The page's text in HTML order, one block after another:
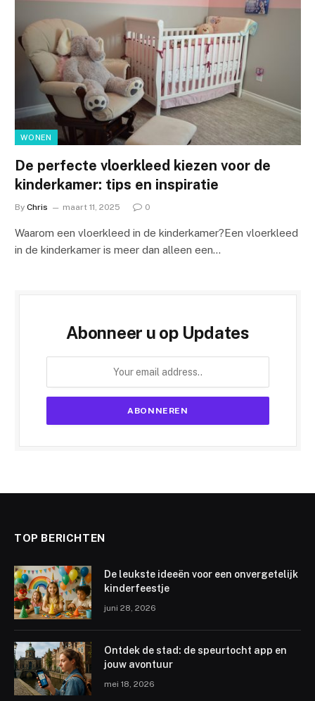
WONEN
De perfecte vloerkleed kiezen voor de
kinderkamer: tips en inspiratie
By Chris maart 11, 2025 0
Waarom een vloerkleed in de kinderkamer?Een vloerkleed
in de kinderkamer is meer dan alleen een…
Abonneer u op Updates
TOP BERICHTEN
De leukste ideeën voor een onvergetelijk
kinderfeestje
juni 28, 2026
Ontdek de stad: de speurtocht app en
jouw avontuur
mei 18, 2026